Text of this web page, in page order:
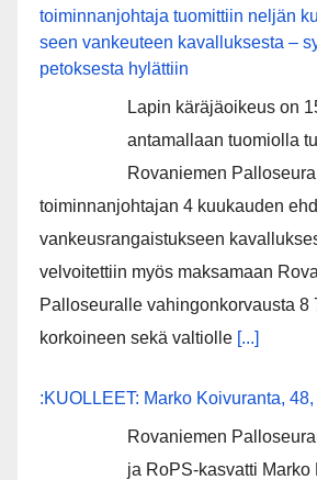
toiminnanjohtaja tuo­mit­tiin neljän
seen van­keu­teen ka­val­luk­ses­ta –
pe­tok­ses­ta hy­lät­tiin
Lapin käräjäoikeus on
antamallaan tuomiolla
Rovaniemen
toiminnanjohtajan 4 kuukauden
vankeusrangaistukseen
velvoitettiin myös maksamaan
Palloseuralle vahingonkorvausta 8
korkoineen sekä valtiolle [...]
:KUOLLEET: Marko Koivuranta,
Rovaniemen
ja RoPS-kasvatti Marko